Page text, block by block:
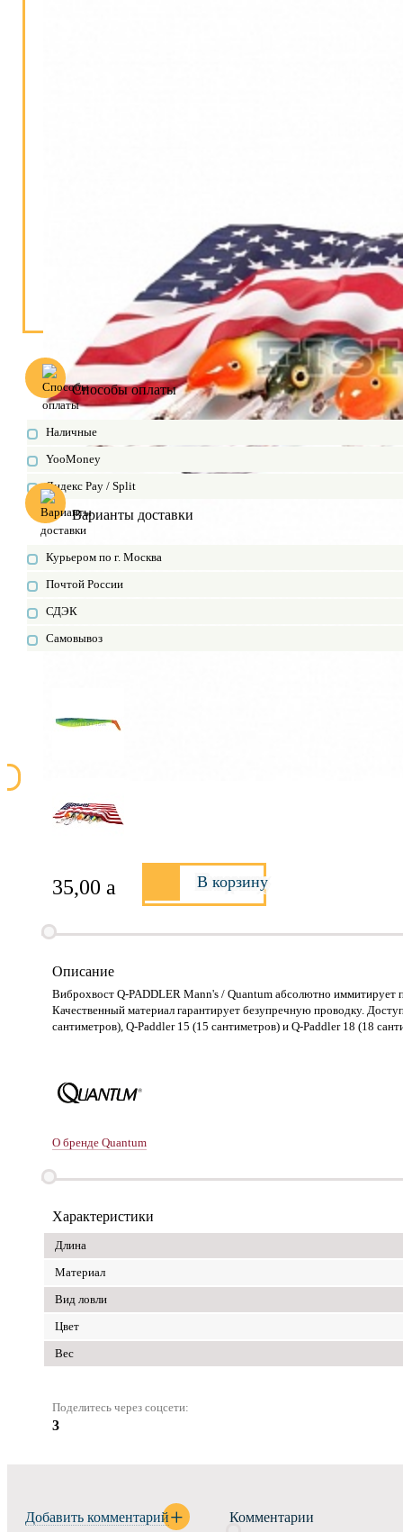
Способы оплаты
Наличные
YooMoney
Яндекс Pay / Split
Варианты доставки
Курьером по г. Москва
Почтой России
СДЭК
Самовывоз
35,00 a В корзину
Описание
Виброхвост Q-PADDLER Mann's / Quantum абсолютно иммитирует
Качественный материал гарантирует безупречную проводку.
сантиметров), Q-Paddler 15 (15 сантиметров) и Q-Paddler 18 (18
О бренде Quantum
Характеристики
Длина
Материал
Вид ловли
Цвет
Вес
Поделитесь через соцсети:
3
Добавить комментарий Комментарии